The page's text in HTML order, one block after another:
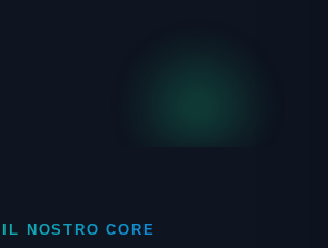
IL NOSTRO CORE